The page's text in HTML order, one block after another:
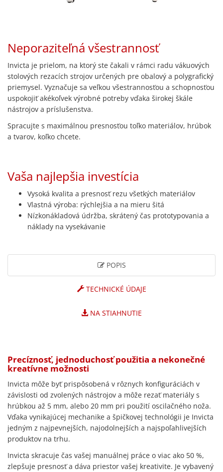
Neporaziteľná všestrannosť
Invicta je prielom, na ktorý ste čakali v rámci radu vákuových
stolových rezacích strojov určených pre obalový a polygrafický
priemysel. Vyznačuje sa veľkou všestrannosťou a schopnosťou
uspokojiť akékoľvek výrobné potreby vďaka širokej škále
nástrojov a príslušenstva.
Spracujte s maximálnou presnosťou toľko materiálov, hrúbok
a tvarov, koľko chcete.
Vaša najlepšia investícia
Vysoká kvalita a presnosť rezu všetkých materiálov
Vlastná výroba: rýchlejšia a na mieru šitá
Nízkonákladová údržba, skrátený čas prototypovania a
náklady na vysekávanie
POPIS
TECHNICKÉ ÚDAJE
NA STIAHNUTIE
Precíznosť, jednoduchosť použitia a nekonečné
kreatívne možnosti
Invicta môže byť prispôsobená v rôznych konfiguráciách v
závislosti od zvolených nástrojov a môže rezať materiály s
hrúbkou až 5 mm, alebo 20 mm pri použití oscilačného noža.
Vďaka vynikajúcej mechanike a špičkovej technológii je Invicta
jedným z najpevnejších, najodolnejších a najspoľahlivejších
produktov na trhu.
Invicta skracuje čas vašej manuálnej práce o viac ako 50 %,
zlepšuje presnosť a dáva priestor vašej kreativite. Je vybavený